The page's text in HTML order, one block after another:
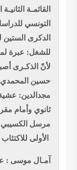
القائمـة الثانيـة
التونسي
الدكرى الستين
للشغل: عبرة
لأنّ الذكـرى
حسين
ثانوي وأمام
مرسل
الأولى
آمـال موسى :